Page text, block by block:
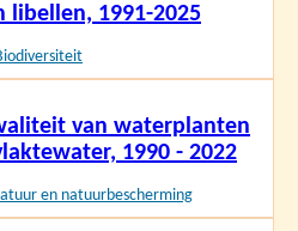
libellen, 1991-2025
van waterplanten
1990 - 2022
en natuurbescherming